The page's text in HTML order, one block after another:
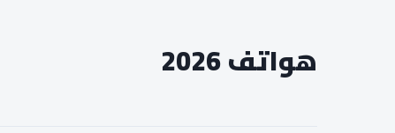
هواتف 2026